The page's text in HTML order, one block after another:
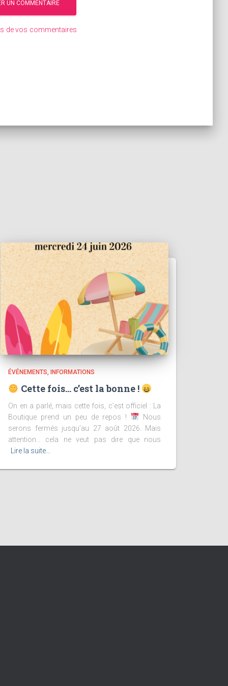
de vos commentaires
ÉVÉNEMENTS INFORMATIONS
Cette fois… c’est la bonne !
On en a parlé, mais cette fois, c’est officiel : La
Boutique prend un peu de repos !
Nous
serons fermés jusqu’au 27 août 2026. Mais
attention… cela ne veut pas dire que nous
Lire la suite…